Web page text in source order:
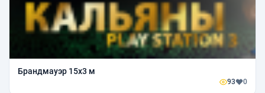
Брандмауэр 15х3 м
93 0